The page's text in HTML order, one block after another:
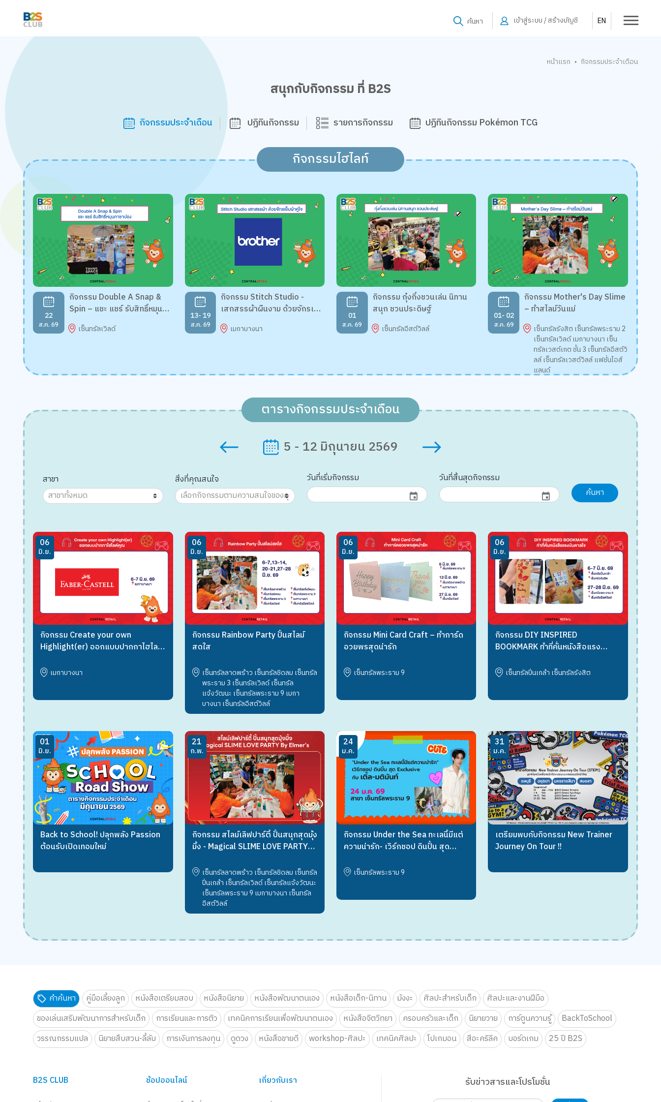
ค้นหา เข้าสู่ระบบ / สร้างบัญชี EN
หน้าแรก • กิจกรรมประจำเดือน
สนุกกับกิจกรรม ที่ B2S
กิจกรรมประจำเดือน ปฏิทินกิจกรรม รายการกิจกรรม ปฏิทินกิจกรรม Pokémon TCG
กิจกรรมไฮไลท์
22
ส.ค. 69
กิจกรรม Double A Snap &
Spin – แชะ แชร์ รับสิทธิ์หมุนกา
ชาปอง
เซ็นทรัลเวิลด์
13- 19
ส.ค. 69
กิจกรรม Stitch Studio -
เสกสรรผ้าผืนงาม ด้วยจักรเย็บ
ผ้าคู่ใจ
เมกาบางนา
01
ส.ค. 69
กิจกรรม กุ๋งกิ๋งชวนเล่น นิทาน
สนุก ชวนประดิษฐ์
เซ็นทรัลอีสต์วิลล์
01- 02
ส.ค. 69
กิจกรรม Mother's Day Slime
– ทำสไลม์วันแม่
เซ็นทรัลรังสิต เซ็นทรัลพระราม 2
เซ็นทรัลเวิลด์ เมกาบางนา เซ็น
ทรัลเวสต์เกต ชั้น 3 เซ็นทรัลอีสต์วิ
ลล์ เซ็นทรัลเวสต์วิลล์ แฟชั่นไอส์
แลนด์
ตารางกิจกรรมประจำเดือน
5 - 12 มิถุนายน 2569
สาขา สิ่งที่คุณสนใจ วันที่เริ่มกิจกรรม
event
วันที่สิ้นสุดกิจกรรม
event ค้นหา
06
มิ.ย.
กิจกรรม Create your own
Highlight(er) ออกแบบปากกาไฮไลต์
เมกาบางนา
06
มิ.ย.
กิจกรรม Rainbow Party ปั้นสไลม์
สดใส
เซ็นทรัลลาดพร้าว เซ็นทรัลชิดลม เซ็นทรัล
พระราม 3 เซ็นทรัลเวิลด์ เซ็นทรัล
แจ้งวัฒนะ เซ็นทรัลพระราม 9 เมกา
บางนา เซ็นทรัลอีสต์วิลล์
06
มิ.ย.
กิจกรรม Mini Card Craft – ทำการ์ด
อวยพรสุดน่ารัก
เซ็นทรัลพระราม 9
06
มิ.ย.
กิจกรรม DIY INSPIRED
BOOKMARK ทำที่คั่นหนังสือแรง
เซ็นทรัลปิ่นเกล้า เซ็นทรัลรังสิต
01
มิ.ย.
Back to School! ปลุกพลัง Passion
ต้อนรับเปิดเทอมใหม่
21
ก.พ.
กิจกรรม สไลม์เลิฟปาร์ตี้ ปั้นสนุกสุดมุ้ง
มิ้ง - Magical SLIME LOVE PARTY
เซ็นทรัลลาดพร้าว เซ็นทรัลชิดลม เซ็นทรัล
ปิ่นเกล้า เซ็นทรัลเวิลด์ เซ็นทรัลแจ้งวัฒนะ
เซ็นทรัลพระราม 9 เมกาบางนา เซ็นทรัล
อีสต์วิลล์
24
ม.ค.
กิจกรรม Under the Sea ทะเลนี้มีแต่
ความน่ารัก- เวิร์กชอป ดินปั้น สุด
เซ็นทรัลพระราม 9
31
ม.ค.
เตรียมพบกับกิจกรรม New Trainer
Journey On Tour !!
คำค้นหา คู่มือเลี้ยงลูก หนังสือเตรียมสอบ หนังสือนิยาย หนังสือพัฒนาตนเอง หนังสือเด็ก-นิทาน มังงะ ศิลปะสำหรับเด็ก
ศิลปะและงานฝีมือ
ของเล่นเสริมพัฒนาการสำหรับเด็ก
การเรียนและการติว เทคนิคการเรียนเพื่อพัฒนาตนเอง หนังสือจิตวิทยา ครอบครัวและเด็ก นิยายวาย การ์ตูนความรู้
BackToSchool
วรรณกรรมแปล
นิยายสืบสวน-ลี้ลับ การเงินการลงทุน ดูดวง หนังสือขายดี workshop-ศิลปะ เทคนิคศิลปะ โปเกมอน สีอะคริลิค บอร์ดเกม 25 ปี B2S
B2S CLUB ช้อปออนไลน์ เกี่ยวกับเรา รับข่าวสารและโปรโมชั่น